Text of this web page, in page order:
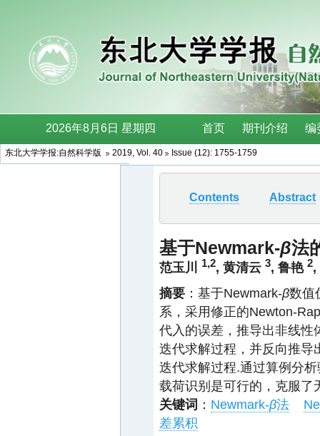
东北大学学报:自然科学版 2019, Vol. 40 Issue (12): 1755-1759
Contents Abstract
基于Newmark-β法
范玉川 1,2, 黄清云 3, 鲁艳 2,
摘要 ：基于Newmark-β数值
系，采用修正的Newton-
代入的误差，推导出非线性
迭代求解过程，并反向推导
迭代求解过程.通过算例分
载荷识别是可行的，克服了
关键词 ： Newmark-β法
差累积